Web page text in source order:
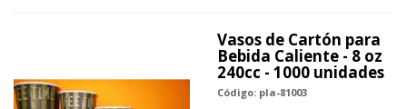
Vasos de Cartón para
Bebida Caliente - 8 oz
240cc - 1000 unidades
Código: pla-81003